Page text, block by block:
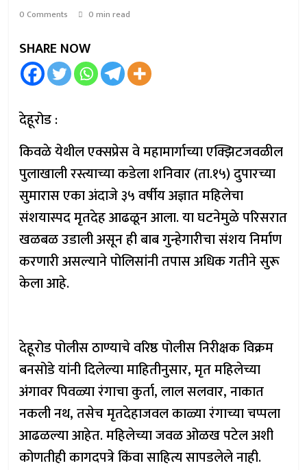
0 Comments
0 min read
SHARE NOW
देहूरोड :
किवळे येथील एक्सप्रेस वे महामार्गाच्या एक्झिटजवळील
पुलाखाली रस्त्याच्या कडेला शनिवार (ता.१५) दुपारच्या
सुमारास एका अंदाजे ३५ वर्षीय अज्ञात महिलेचा
संशयास्पद मृतदेह आढळून आला. या घटनेमुळे परिसरात
खळबळ उडाली असून ही बाब गुन्हेगारीचा संशय निर्माण
करणारी असल्याने पोलिसांनी तपास अधिक गतीने सुरू
केला आहे.
देहूरोड पोलीस ठाण्याचे वरिष्ठ पोलीस निरीक्षक विक्रम
बनसोडे यांनी दिलेल्या माहितीनुसार, मृत महिलेच्या
अंगावर पिवळ्या रंगाचा कुर्ता, लाल सलवार, नाकात
नकली नथ, तसेच मृतदेहाजवल काळ्या रंगाच्या चप्पला
आढळल्या आहेत. महिलेच्या जवळ ओळख पटेल अशी
कोणतीही कागदपत्रे किंवा साहित्य सापडलेले नाही.